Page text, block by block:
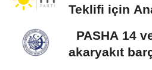
Teklifi için
PASHA 14
akaryakıt